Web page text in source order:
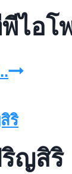
Year
End
ไอโ
หุ้น
ที
พี
ไอญสิริ